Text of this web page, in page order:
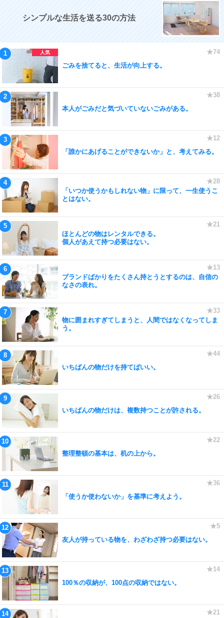
シンプルな生活を送る30の方法
ごみを捨てると、生活が向上する。
本人がごみだと気づいていないごみがある。
「誰かにあげることができないか」と、考えてみる。
「いつか使うかもしれない物」に限って、一生使うこ
とはない。
ほとんどの物はレンタルできる。
個人があえて持つ必要はない。
ブランドばかりをたくさん持とうとするのは、自信の
なさの表れ。
物に囲まれすぎてしまうと、人間ではなくなってしま
う。
いちばんの物だけを持てばいい。
いちばんの物だけは、複数持つことが許される。
整理整頓の基本は、机の上から。
「使うか使わないか」を基準に考えよう。
友人が持っている物を、わざわざ持つ必要はない。
100％の収納が、100点の収納ではない。